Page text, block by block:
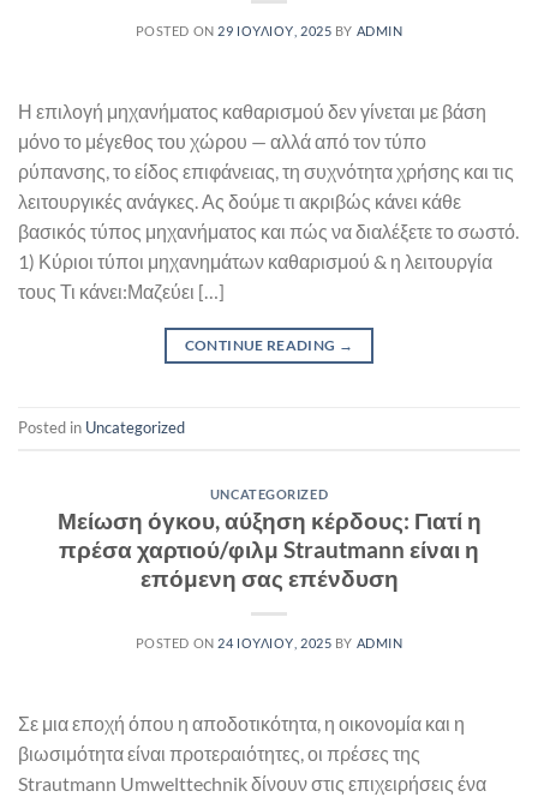
POSTED ON 29 ΙΟΥΛΊΟΥ, 2025 BY ADMIN
Η επιλογή μηχανήματος καθαρισμού δεν γίνεται με βάση
μόνο το μέγεθος του χώρου — αλλά από τον τύπο
ρύπανσης, το είδος επιφάνειας, τη συχνότητα χρήσης και τις
λειτουργικές ανάγκες. Ας δούμε τι ακριβώς κάνει κάθε
βασικός τύπος μηχανήματος και πώς να διαλέξετε το σωστό.
1) Κύριοι τύποι μηχανημάτων καθαρισμού & η λειτουργία
τους Τι κάνει:Μαζεύει […]
CONTINUE READING →
Posted in Uncategorized
UNCATEGORIZED
Μείωση όγκου, αύξηση κέρδους: Γιατί η
πρέσα χαρτιού/φιλμ Strautmann είναι η
επόμενη σας επένδυση
POSTED ON 24 ΙΟΥΛΊΟΥ, 2025 BY ADMIN
Σε μια εποχή όπου η αποδοτικότητα, η οικονομία και η
βιωσιμότητα είναι προτεραιότητες, οι πρέσες της
Strautmann Umwelttechnik δίνουν στις επιχειρήσεις ένα